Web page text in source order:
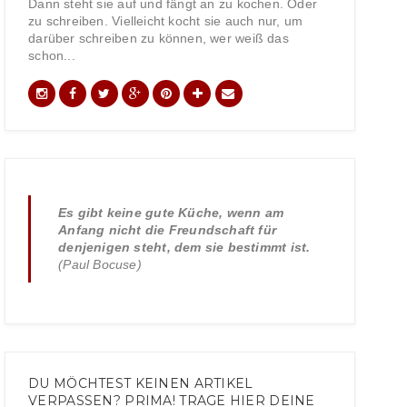
Dann steht sie auf und fängt an zu kochen. Oder
zu schreiben. Vielleicht kocht sie auch nur, um
darüber schreiben zu können, wer weiß das
schon...
Es gibt keine gute Küche, wenn am
Anfang nicht die Freundschaft für
denjenigen steht, dem sie bestimmt ist.
(Paul Bocuse)
DU MÖCHTEST KEINEN ARTIKEL
VERPASSEN? PRIMA! TRAGE HIER DEINE